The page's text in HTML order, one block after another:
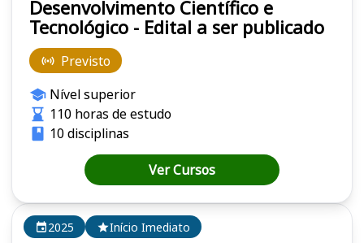
2025 Início Imediato
Desenvolvimento Científico e
Tecnológico - Edital a ser publicado
Previsto
Nível superior
110 horas de estudo
10 disciplinas
Ver Cursos